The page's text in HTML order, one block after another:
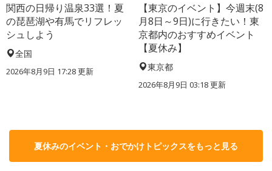
関西の日帰り温泉33選！夏
の琵琶湖や有馬でリフレッ
シュしよう
全国
2026年8月9日 17:28更新
【東京のイベント】今週末(8
月8日～9日)に行きたい！東
京都内のおすすめイベント
【夏休み】
東京都
2026年8月9日 03:18更新
夏休みのイベント・おでかけトピックスをもっと見る